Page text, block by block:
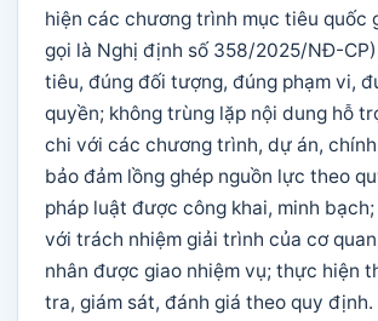
hiện các chương trình mục tiêu quốc
gọi là Nghị định số 358/2025/NĐ-
tiêu, đúng đối tượng, đúng phạm vi,
quyền; không trùng lặp nội dung hỗ
chi với các chương trình, dự án,
bảo đảm lồng ghép nguồn lực theo
pháp luật được công khai, minh
với trách nhiệm giải trình của cơ
nhân được giao nhiệm vụ; thực hiện
tra, giám sát, đánh giá theo quy định.